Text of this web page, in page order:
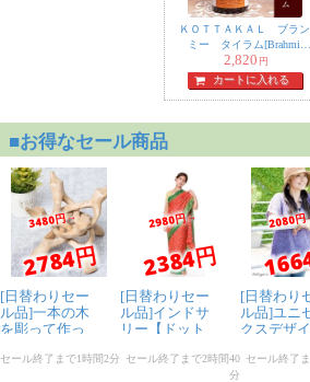
ＫＯＴＴＡＫＡＬ ブラン
ミー タイラム[Brahmi
tailam 200ML]
2,820 円
カートに入れる